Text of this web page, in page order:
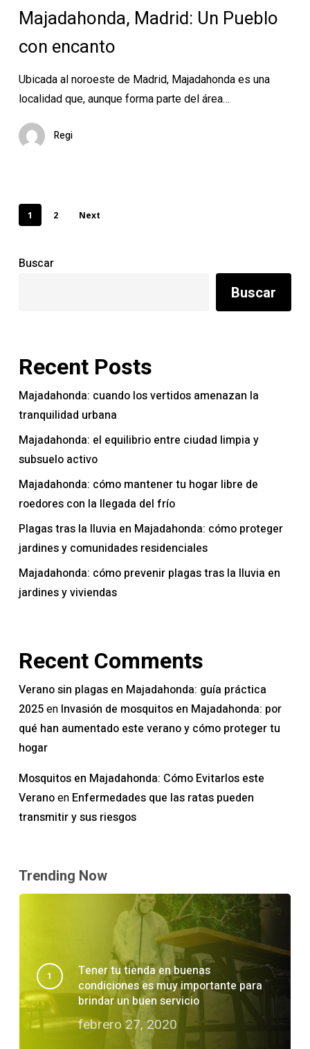
Pueblo
con
Majadahonda, Madrid: Un Pueblo
con encanto
Ubicada al noroeste de Madrid, Majadahonda es una
localidad que, aunque forma parte del área…
Regi
1 2 Next
Buscar
Buscar
Recent Posts
Majadahonda: cuando los vertidos amenazan la
tranquilidad urbana
Majadahonda: el equilibrio entre ciudad limpia y
subsuelo activo
Majadahonda: cómo mantener tu hogar libre de
roedores con la llegada del frío
Plagas tras la lluvia en Majadahonda: cómo proteger
jardines y comunidades residenciales
Majadahonda: cómo prevenir plagas tras la lluvia en
jardines y viviendas
Recent Comments
Verano sin plagas en Majadahonda: guía práctica
2025en Invasión de mosquitos en Majadahonda: por
qué han aumentado este verano y cómo proteger tu
hogar
Mosquitos en Majadahonda: Cómo Evitarlos este
Veranoen Enfermedades que las ratas pueden
transmitir y sus riesgos
Trending Now
Tener tu tienda en buenas
condiciones es muy importante para
brindar un buen servicio
febrero 27, 2020